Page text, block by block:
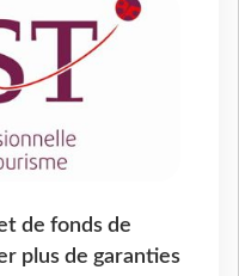
de fonds de
plus de garanties